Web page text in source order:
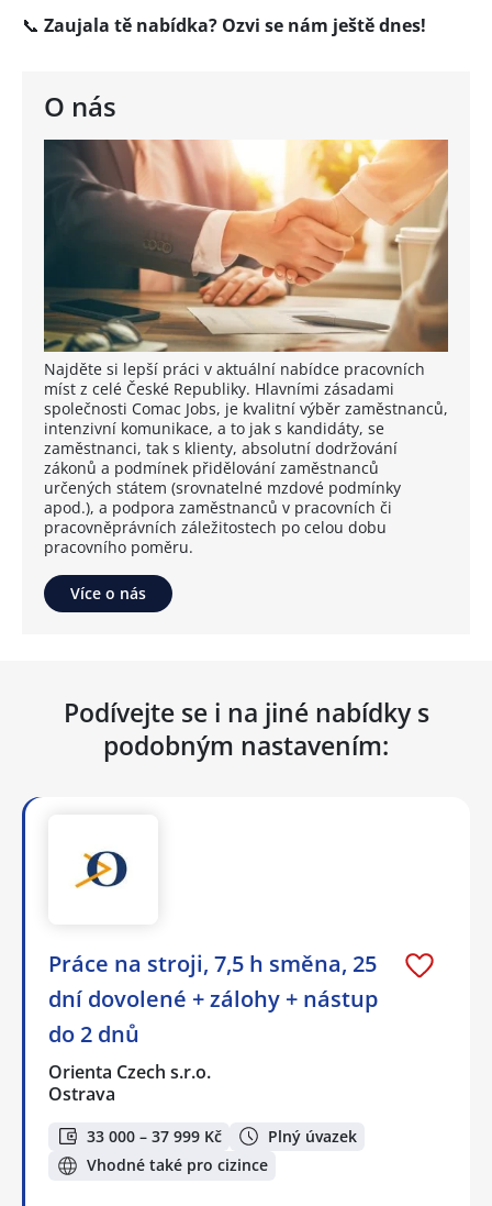
O nás
Najděte si lepší práci v aktuální nabídce pracovních
míst z celé České Republiky. Hlavními zásadami
společnosti Comac Jobs, je kvalitní výběr zaměstnanců,
intenzivní komunikace, a to jak s kandidáty, se
zaměstnanci, tak s klienty, absolutní dodržování
zákonů a podmínek přidělování zaměstnanců
určených státem (srovnatelné mzdové podmínky
apod.), a podpora zaměstnanců v pracovních či
pracovněprávních záležitostech po celou dobu
pracovního poměru.
Více o nás
📞 Zaujala tě nabídka? Ozvi se nám ještě dnes!
Podívejte se i na jiné nabídky s
podobným nastavením:
Práce na stroji, 7,5 h směna, 25
dní dovolené + zálohy + nástup
do 2 dnů
Orienta Czech s.r.o.
Ostrava
33 000 – 37 999 Kč
Plný úvazek
Vhodné také pro cizince